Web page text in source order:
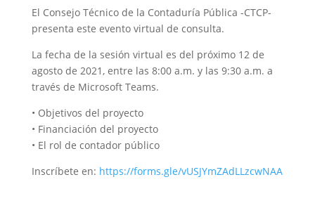
El Consejo Técnico de la Contaduría Pública -CTCP-
presenta este evento virtual de consulta.
La fecha de la sesión virtual es del próximo 12 de
agosto de 2021, entre las 8:00 a.m. y las 9:30 a.m. a
través de Microsoft Teams.
• Objetivos del proyecto
• Financiación del proyecto
• El rol de contador público
Inscríbete en: https://forms.gle/vUSJYmZAdLLzcwNAA